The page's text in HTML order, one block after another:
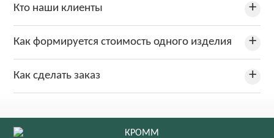
Кто наши клиенты
Как формируется стоимость одного изделия
Как сделать заказ